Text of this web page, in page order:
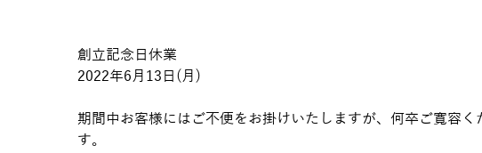
創立記念日休業
2022年6⽉13⽇(月)
期間中お客様にはご不便をお掛けいたしますが、何卒ご寛容く
す。